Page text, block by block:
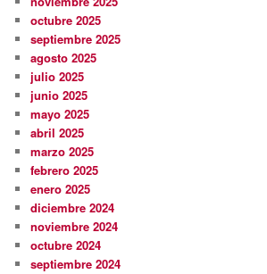
octubre 2025
septiembre 2025
agosto 2025
julio 2025
junio 2025
mayo 2025
abril 2025
marzo 2025
febrero 2025
enero 2025
diciembre 2024
noviembre 2024
octubre 2024
septiembre 2024